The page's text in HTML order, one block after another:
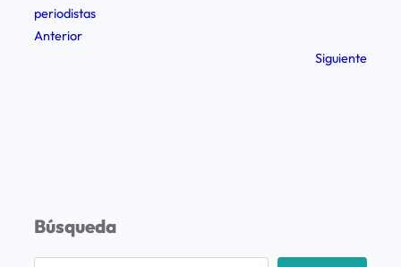
periodistas
Anterior
Siguiente
Búsqueda